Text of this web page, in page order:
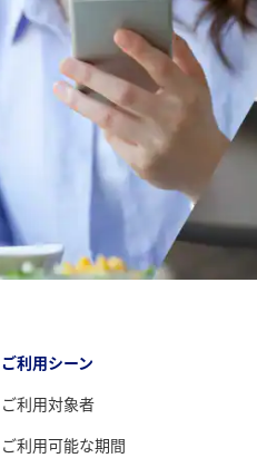
ご利用シーン
ご利用対象者
ご利用可能な期間